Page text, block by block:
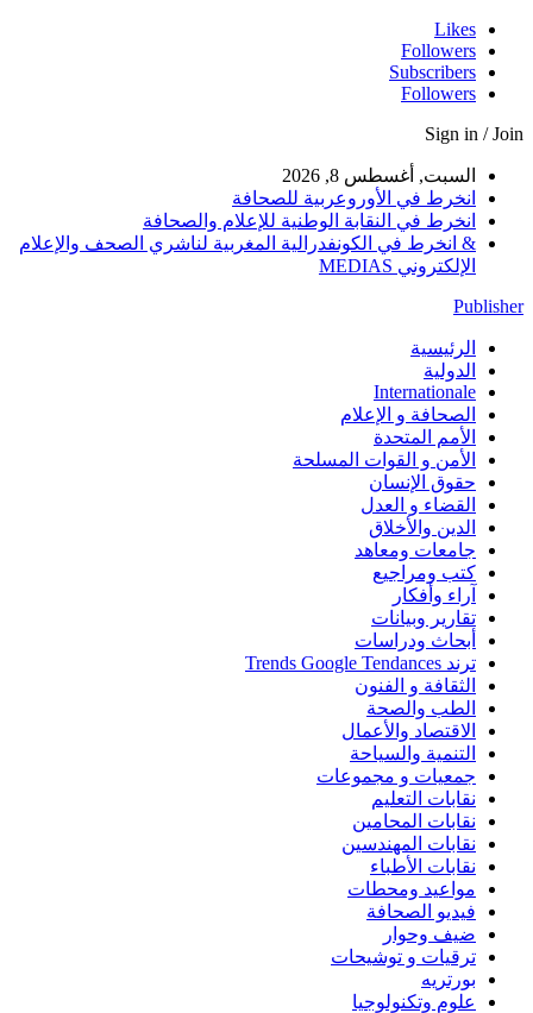
Likes
Followers
Subscribers
Followers
Sign in / Join
السبت, أغسطس 8, 2026
انخرط في الأوروعربية للصحافة
انخرط في النقابة الوطنية للإعلام والصحافة
& انخرط في الكونفدرالية المغربية لناشري الصحف والإعلام
الإلكتروني MEDIAS
Publisher
الرئيسية
الدولية
Internationale
الصحافة و الإعلام
الأمم المتحدة
الأمن و القوات المسلحة
حقوق الإنسان
القضاء و العدل
الدين والأخلاق
جامعات ومعاهد
كتب ومراجيع
آراء وأفكار
تقارير وبيانات
أبحاث ودراسات
ترند Trends Google Tendances
الثقافة و الفنون
الطب والصحة
الاقتصاد والأعمال
التنمية والسياحة
جمعيات و مجموعات
نقابات التعليم
نقابات المحامين
نقابات المهندسين
نقابات الأطباء
مواعيد ومحطات
فيديو الصحافة
ضيف وحوار
ترقيات و توشيحات
بورتريه
علوم وتكنولوجيا